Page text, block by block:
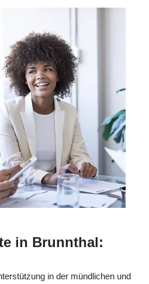
in Brunnthal:
in der mündlichen und